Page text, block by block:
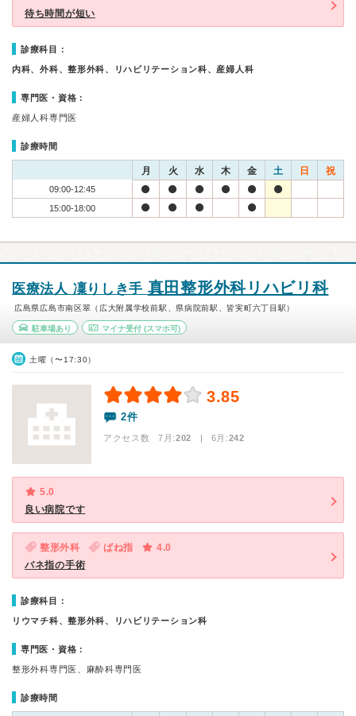
待ち時間が短い
診療科目：
内科、外科、整形外科、リハビリテーション科、産婦人科
専門医・資格：
産婦人科専門医
診療時間
月 火 水 木 金 土 日 祝
09:00-12:45
15:00-18:00
医療法人 凜りしき手 真田整形外科リハビリ科
広島県広島市南区翠（広大附属学校前駅、県病院前駅、皆実町六丁目駅）
駐車場あり マイナ受付(スマホ可)
土曜（〜17:30）
3.85
2件
アクセス数 7月:202 | 6月:242
5.0
良い病院です
整形外科 ばね指
4.0
バネ指の手術
診療科目：
リウマチ科、整形外科、リハビリテーション科
専門医・資格：
整形外科専門医、麻酔科専門医
診療時間